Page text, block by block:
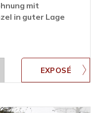
mit
in guter Lage